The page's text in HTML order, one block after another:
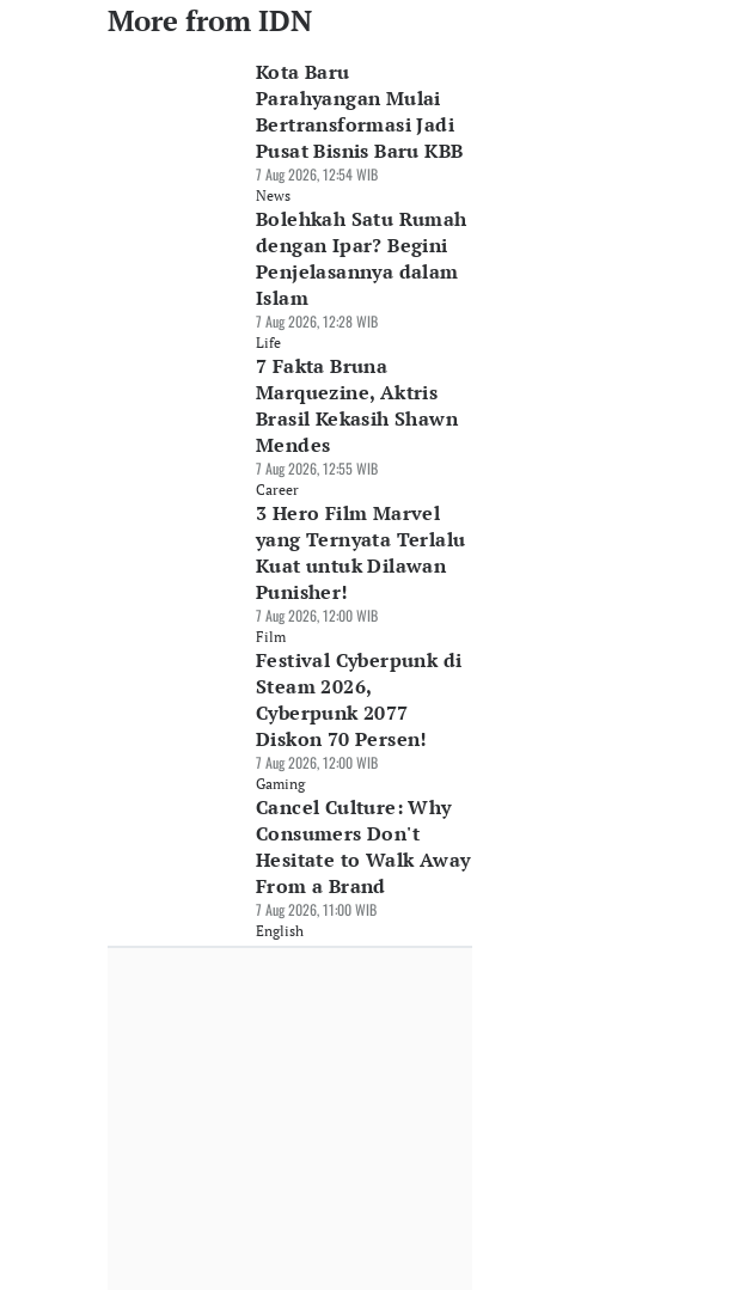
More from IDN
Kota Baru
Parahyangan Mulai
Bertransformasi Jadi
Pusat Bisnis Baru KBB
7 Aug 2026, 12:54 WIB
News
Bolehkah Satu Rumah
dengan Ipar? Begini
Penjelasannya dalam
Islam
7 Aug 2026, 12:28 WIB
Life
7 Fakta Bruna
Marquezine, Aktris
Brasil Kekasih Shawn
Mendes
7 Aug 2026, 12:55 WIB
Career
3 Hero Film Marvel
yang Ternyata Terlalu
Kuat untuk Dilawan
Punisher!
7 Aug 2026, 12:00 WIB
Film
Festival Cyberpunk di
Steam 2026,
Cyberpunk 2077
Diskon 70 Persen!
7 Aug 2026, 12:00 WIB
Gaming
Cancel Culture: Why
Consumers Don't
Hesitate to Walk Away
From a Brand
7 Aug 2026, 11:00 WIB
English